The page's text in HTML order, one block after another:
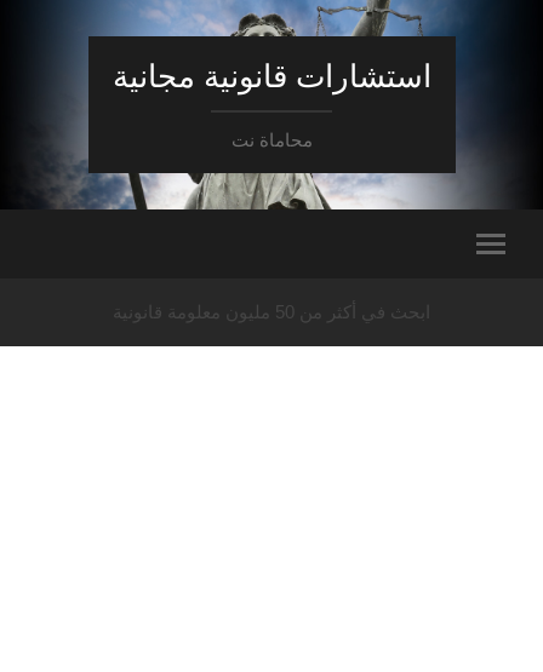
استشارات قانونية مجانية
محاماة نت
ابحث في أكثر من 50 مليون معلومة قانونية